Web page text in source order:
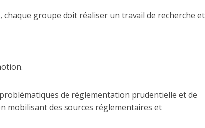
, chaque groupe doit réaliser un travail de recherche et
de réglementation prudentielle et de
mobilisant des sources réglementaires et